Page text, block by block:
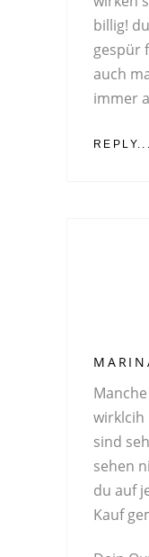
billig!
gespür
auch
immer
REPLY...
wirklcih
sind
sehen
du auf
Kauf